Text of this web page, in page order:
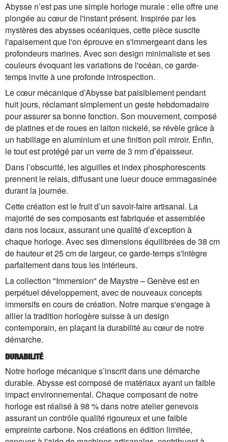
Abysse n’est pas une simple horloge murale : elle offre une
plongée au cœur de l'instant présent. Inspirée par les
mystères des abysses océaniques, cette pièce suscite
l'apaisement que l'on éprouve en s'immergeant dans les
profondeurs marines. Avec son design minimaliste et ses
couleurs évoquant les variations de l'océan, ce garde-
temps invite à une profonde introspection.
Le cœur mécanique d’Abysse bat paisiblement pendant
huit jours, réclamant simplement un geste hebdomadaire
pour assurer sa bonne fonction. Son mouvement, composé
de platines et de roues en laiton nickelé, se révèle grâce à
un habillage en aluminium et une finition poli miroir. Enfin,
le tout est protégé par un verre de 3 mm d’épaisseur.
Dans l’obscurité, les aiguilles et index phosphorescents
prennent le relais, diffusant une lueur douce emmagasinée
durant la journée.
Cette création est le fruit d’un savoir-faire artisanal. La
majorité de ses composants est fabriquée et assemblée
dans nos locaux, assurant une qualité d’exception à
chaque horloge. Avec ses dimensions équilibrées de 38 cm
de hauteur et 25 cm de largeur, ce garde-temps s'intègre
parfaitement dans tous les intérieurs.
La collection "Immersion" de Maystre – Genève est en
perpétuel développement, avec de nouveaux concepts
immersifs en cours de création. Notre marque s'engage à
allier la tradition horlogère suisse à un design
contemporain, en plaçant la durabilité au cœur de notre
démarche.
DURABILITÉ
Notre horloge mécanique s’inscrit dans une démarche
durable. Abysse est composé de matériaux ayant un faible
impact environnemental. Chaque composant de notre
horloge est réalisé à 98 % dans notre atelier genevois
assurant un contrôle qualité rigoureux et une faible
empreinte carbone. Nos créations en édition limitée,